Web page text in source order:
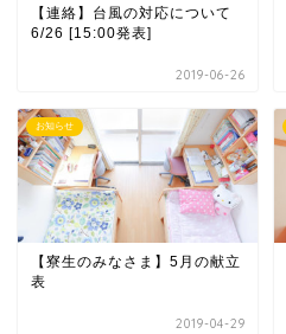
【連絡】台風の対応について
6/26 [15:00発表]
2019-06-26
お知らせ
【寮生のみなさま】5月の献立
表
2019-04-29